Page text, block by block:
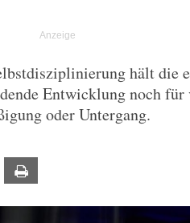
hält die
Entwicklung noch für
oder Untergang.
Email